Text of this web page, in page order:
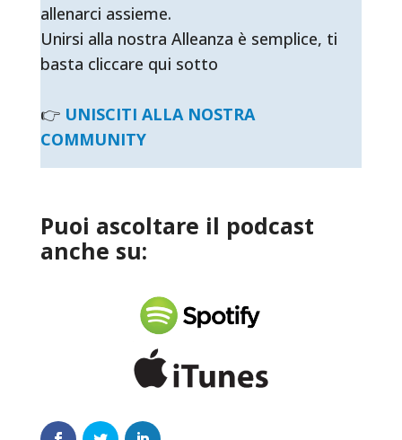
allenarci assieme.
Unirsi alla nostra Alleanza è semplice, ti
basta cliccare qui sotto
👉 UNISCITI ALLA NOSTRA
COMMUNITY
Puoi ascoltare il podcast
anche su: